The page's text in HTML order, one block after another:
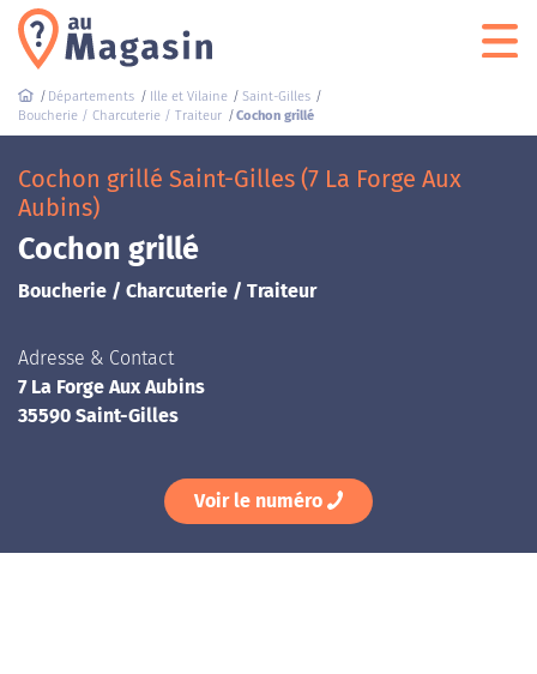
Départements Ille et Vilaine
Saint-Gilles
Boucherie / Charcuterie / Traiteur
Cochon grillé
Cochon grillé Saint-Gilles (7 La Forge Aux
Aubins)
Cochon grillé
Boucherie / Charcuterie / Traiteur
Adresse & Contact
7 La Forge Aux Aubins
35590 Saint-Gilles
Voir le numéro